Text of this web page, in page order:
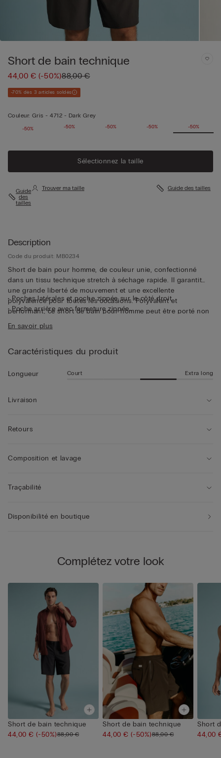
Short de bain technique
44,00 €(-50%)88,00 €
-70% dès 3 articles soldés
Couleur: Gris -4712 - Dark Grey
-50% -50% -50% -50% -50%
-50%
Sélectionnez la taille
Guide
des
tailles
Trouver ma taille Guide des tailles
Description
Code du produit: MB0234
Short de bain pour homme, de couleur unie, confectionné
dans un tissu technique stretch à séchage rapide. Il garantit
une grande liberté de mouvement et une excellente
polyvalence pour toutes les occasions. Polyvalent et
performant, ce short de bain pour homme peut être porté non
seulement comme maillot de bain, mais aussi comme un short
d'été pour les moments de loisirs en plein air.
• Poches latérales et poche zippée sur le côté droit
• Poche arrière avec fermeture zippée
• Modèle mi-long
• Le mannequin mesure 1,85 m et porte une taille L
En savoir plus
Caractéristiques du produit
Longueur Court Extra long
Livraison
Retours
Composition et lavage
Traçabilité
Disponibilité en boutique
Complétez votre look
Short de bain technique
44,00 €(-50%)88,00 €
Short de bain technique
44,00 €(-50%)88,00 €
Short
44,00